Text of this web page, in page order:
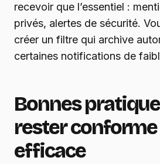
recevoir que l’essentiel :
privés, alertes de sécurité.
créer un filtre qui archive
certaines notifications de
Bonnes
rester
efficace